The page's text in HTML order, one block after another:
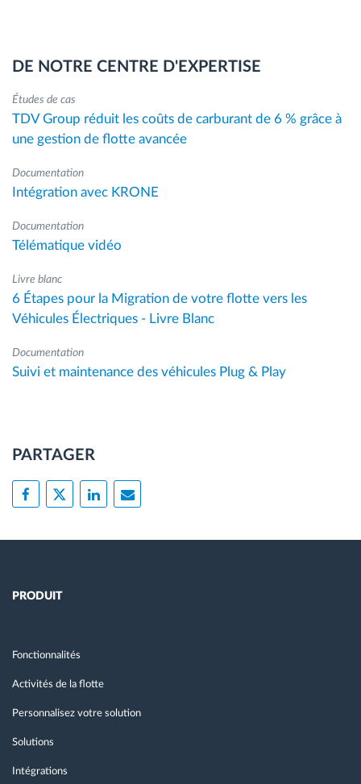
DE NOTRE CENTRE D'EXPERTISE
Études de cas
TDV Group réduit les coûts de carburant de 6 % grâce à
une gestion de flotte avancée
Documentation
Intégration avec KRONE
Documentation
Télématique vidéo
Livre blanc
6 Étapes pour la Migration de votre flotte vers les
Véhicules Électriques - Livre Blanc
Documentation
Suivi et maintenance des véhicules Plug & Play
PARTAGER
PRODUIT
Fonctionnalités
Activités de la flotte
Personnalisez votre solution
Solutions
Intégrations